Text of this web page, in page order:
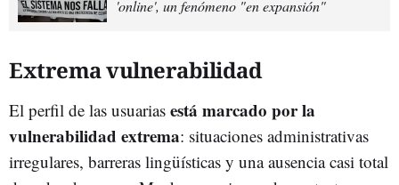
'online', un fenómeno "en expansión"
Extrema vulnerabilidad
El perfil de las usuarias está marcado por la
vulnerabilidad extrema: situaciones administrativas
irregulares, barreras lingüísticas y una ausencia casi total